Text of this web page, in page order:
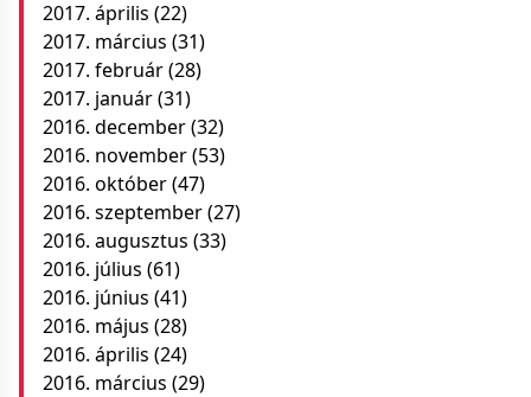
2017. április (22)
2017. március (31)
2017. február(28)
2017. január(31)
2016. december(32)
2016. november(53)
2016. október(47)
2016. szeptember(27)
2016. augusztus (33)
2016. július (61)
2016. június (41)
2016. május (28)
2016. április (24)
2016. március (29)